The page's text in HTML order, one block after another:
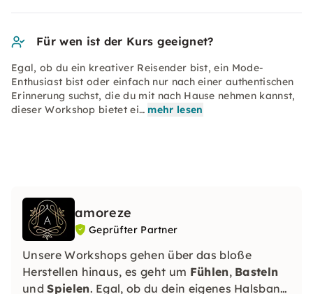
Für wen ist der Kurs geeignet?
Egal, ob du ein kreativer Reisender bist, ein Mode-
Enthusiast bist oder einfach nur nach einer authentischen
Erinnerung suchst, die du mit nach Hause nehmen kannst,
dieser Workshop bietet ei… mehr lesen
amoreze
Geprüfter Partner
Unsere Workshops gehen über das bloße
Herstellen hinaus, es geht um Fühlen, Basteln
undSpielen. Egal, ob du dein eigenes Halsband